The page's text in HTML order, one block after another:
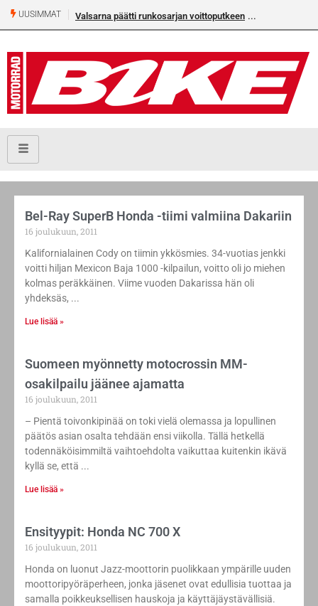
UUSIMMAT Valsarna päätti runkosarjan voittoputkeen
Bel-Ray SuperB Honda -tiimi valmiina Dakariin
16 joulukuun, 2011
Kalifornialainen Cody on tiimin ykkösmies. 34-vuotias jenkki
voitti hiljan Mexicon Baja 1000 -kilpailun, voitto oli jo miehen
kolmas peräkkäinen. Viime vuoden Dakarissa hän oli
yhdeksäs,
Lue lisää »
Suomeen myönnetty motocrossin MM-
osakilpailu jäänee ajamatta
16 joulukuun, 2011
– Pientä toivonkipinää on toki vielä olemassa ja lopullinen
päätös asian osalta tehdään ensi viikolla. Tällä hetkellä
todennäköisimmiltä vaihtoehdolta vaikuttaa kuitenkin ikävä
kyllä se, että
Lue lisää »
Ensityypit: Honda NC 700 X
16 joulukuun, 2011
Honda on luonut Jazz-moottorin puolikkaan ympärille uuden
moottoripyöräperheen, jonka jäsenet ovat edullisia tuottaa ja
samalla poikkeuksellisen hauskoja ja käyttäjäystävällisiä.